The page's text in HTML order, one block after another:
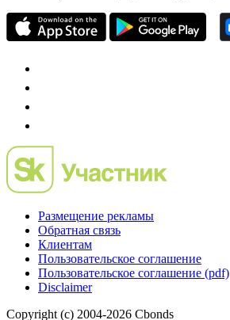
Размещение рекламы
Обратная связь
Клиентам
Пользовательское соглашение
Пользовательское соглашение (pdf)
Disclaimer
Copyright (c) 2004-2026 Cbonds